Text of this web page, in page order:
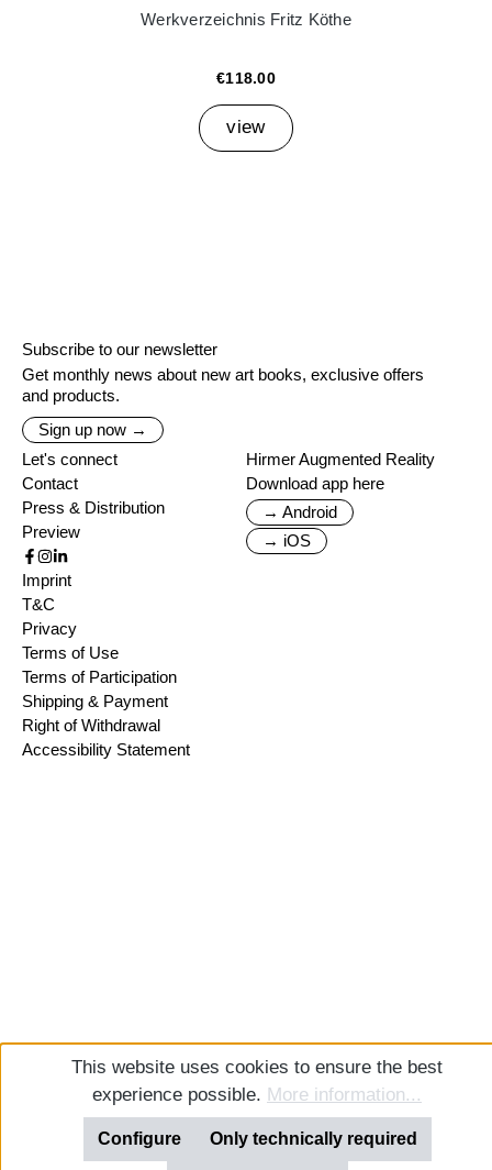
Werkverzeichnis Fritz Köthe
€118.00
view
Subscribe to our newsletter
Get monthly news about new art books, exclusive offers
and products.
Sign up now →
Let's connect
Contact
Press & Distribution
Preview
Hirmer Augmented Reality
Download app here
→ Android
→ iOS
Imprint
T&C
Privacy
Terms of Use
Terms of Participation
Shipping & Payment
Right of Withdrawal
Accessibility Statement
This website uses cookies to ensure the best
experience possible. More information...
Only technically required
Configure